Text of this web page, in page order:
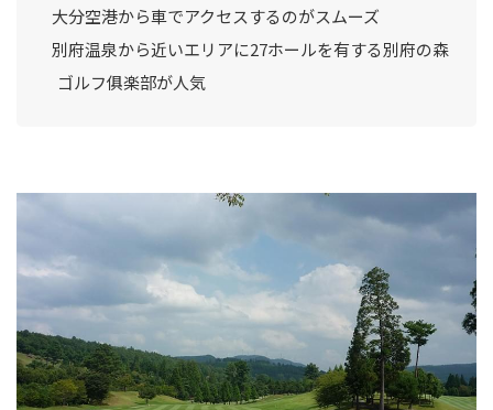
大分空港から車でアクセスするのがスムーズ
別府温泉から近いエリアに27ホールを有する別府の森
ゴルフ俱楽部が人気